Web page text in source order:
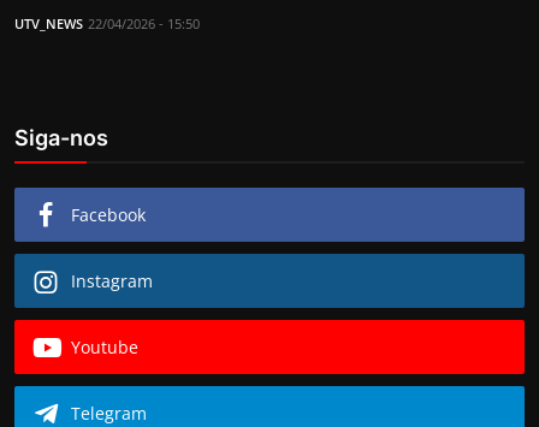
UTV_NEWS 22/04/2026 - 15:50
Siga-nos
Facebook
Instagram
Youtube
Telegram